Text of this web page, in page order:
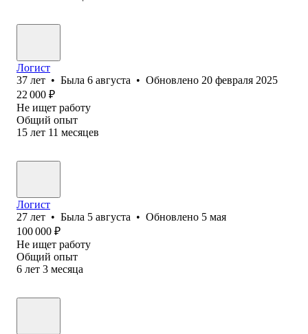
Логист
37 лет • Была 6 августа • Обновлено 20 февраля 2025
22 000 ₽
Не ищет работу
Общий опыт
15 лет 11 месяцев
Логист
27 лет • Была 5 августа • Обновлено 5 мая
100 000 ₽
Не ищет работу
Общий опыт
6 лет 3 месяца